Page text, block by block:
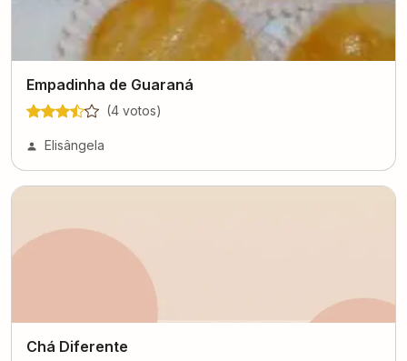
Empadinha de Guaraná
(4 votos)
Elisângela
Chá Diferente